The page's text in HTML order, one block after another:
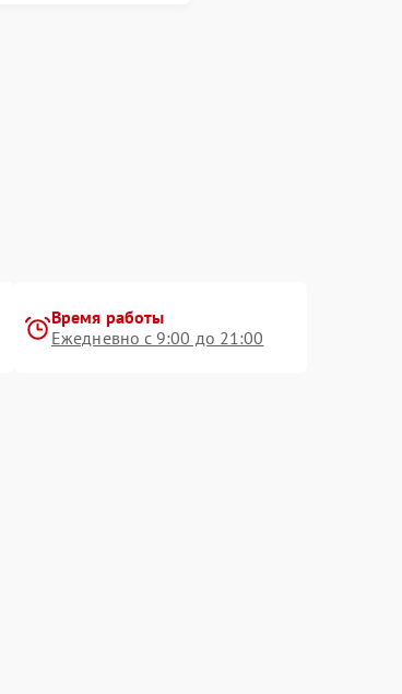
Время работы
Ежедневно с 9:00 до 21:00